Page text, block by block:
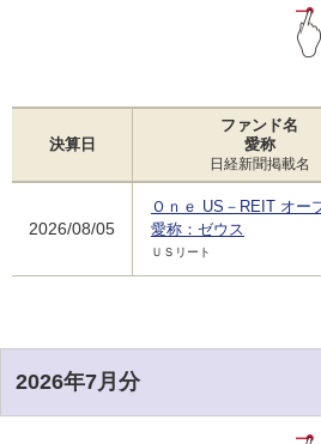
決算日
ファンド名
愛称
日経新聞掲載名
2026/08/05
Ｏｎｅ US－REIT オー
愛称：ゼウス
ＵＳリート
2026年7月分